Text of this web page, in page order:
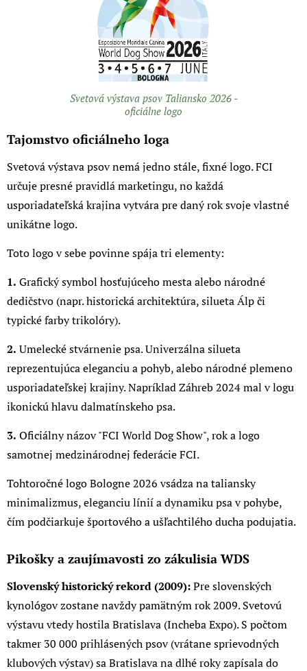
Svetová výstava psov Taliansko 2026 -
oficiálne logo
Tajomstvo oficiálneho loga
Svetová výstava psov nemá jedno stále, fixné logo. FCI
určuje presné pravidlá marketingu, no každá
usporiadateľská krajina vytvára pre daný rok svoje vlastné
unikátne logo.
Toto logo v sebe povinne spája tri elementy:
1. Grafický symbol hosťujúceho mesta alebo národné
dedičstvo (napr. historická architektúra, silueta Álp či
typické farby trikolóry).
2. Umelecké stvárnenie psa. Univerzálna silueta
reprezentujúca eleganciu a pohyb, alebo národné plemeno
usporiadateľskej krajiny. Napríklad Záhreb 2024 mal v logu
ikonickú hlavu dalmatínskeho psa.
3. Oficiálny názov "FCI World Dog Show", rok a logo
samotnej medzinárodnej federácie FCI.
Tohtoročné logo Bologne 2026 vsádza na taliansky
minimalizmus, eleganciu línií a dynamiku psa v pohybe,
čím podčiarkuje športového a ušľachtilého ducha podujatia.
Pikošky a zaujímavosti zo zákulisia WDS
Slovenský historický rekord (2009):Pre slovenských
kynológov zostane navždy pamätným rok 2009. Svetovú
výstavu vtedy hostila Bratislava (Incheba Expo). S počtom
takmer 30 000 prihlásených psov (vrátane sprievodných
klubových výstav) sa Bratislava na dlhé roky zapísala do